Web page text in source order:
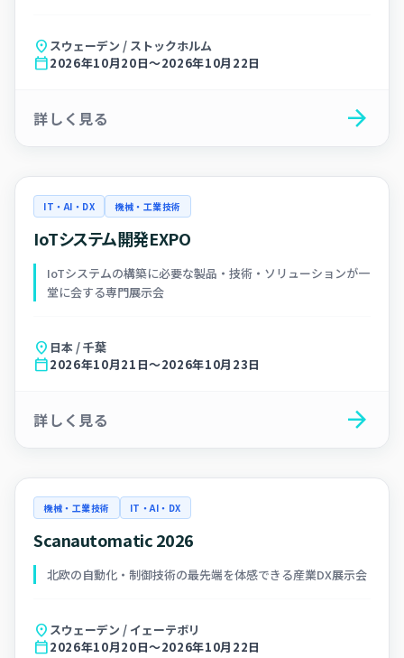
location_on スウェーデン / ストックホルム
calendar_today2026年10月20日～2026年10月22日
詳しく見る arrow_forward
IT・AI・DX 機械・工業技術
IoTシステム開発EXPO
IoTシステムの構築に必要な製品・技術・ソリューションが一
堂に会する専門展示会
location_on 日本 / 千葉
calendar_today2026年10月21日～2026年10月23日
詳しく見る arrow_forward
機械・工業技術 IT・AI・DX
Scanautomatic 2026
北欧の自動化・制御技術の最先端を体感できる産業DX展示会
location_on スウェーデン / イェーテボリ
calendar_today2026年10月20日～2026年10月22日